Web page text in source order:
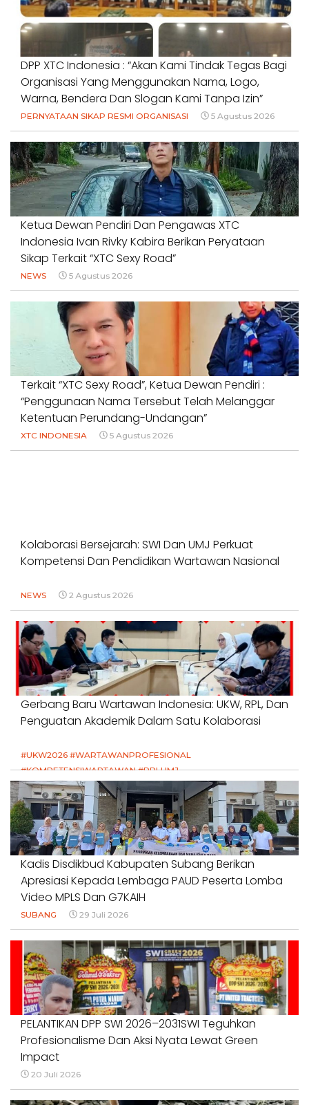
DPP XTC Indonesia : “Akan Kami Tindak Tegas Bagi
Organisasi Yang Menggunakan Nama, Logo,
Warna, Bendera Dan Slogan Kami Tanpa Izin”
PERNYATAAN SIKAP RESMI ORGANISASI 5 Agustus 2026
Ketua Dewan Pendiri Dan Pengawas XTC
Indonesia Ivan Rivky Kabira Berikan Peryataan
Sikap Terkait “XTC Sexy Road”
NEWS 5 Agustus 2026
Terkait “XTC Sexy Road”, Ketua Dewan Pendiri :
“Penggunaan Nama Tersebut Telah Melanggar
Ketentuan Perundang-Undangan”
XTC INDONESIA 5 Agustus 2026
Kolaborasi Bersejarah: SWI Dan UMJ Perkuat
Kompetensi Dan Pendidikan Wartawan Nasional
NEWS 2 Agustus 2026
Gerbang Baru Wartawan Indonesia: UKW, RPL, Dan
Penguatan Akademik Dalam Satu Kolaborasi
#UKW2026 #WARTAWANPROFESIONAL
#KOMPETENSIWARTAWAN #RPLUMJ
#PENDIDIKANWARTAWAN #SWINASIONAL #SWIJABAR
1 Agustus 2026
Kadis Disdikbud Kabupaten Subang Berikan
Apresiasi Kepada Lembaga PAUD Peserta Lomba
Video MPLS Dan G7KAIH
SUBANG 29 Juli 2026
PELANTIKAN DPP SWI 2026–2031SWI Teguhkan
Profesionalisme Dan Aksi Nyata Lewat Green
Impact
20 Juli 2026